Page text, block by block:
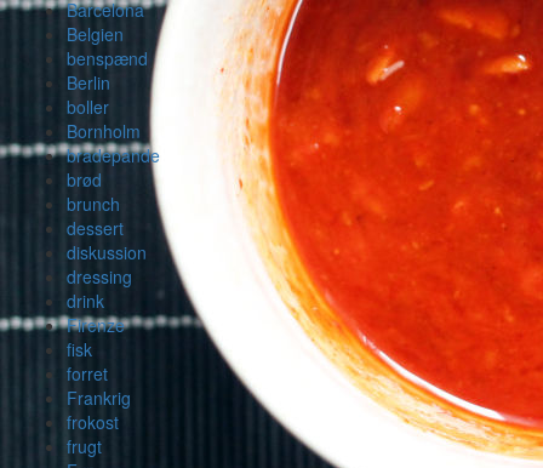
Barcelona
Belgien
benspænd
Berlin
boller
Bornholm
bradepande
brød
brunch
dessert
diskussion
dressing
drink
Firenze
fisk
forret
Frankrig
frokost
frugt